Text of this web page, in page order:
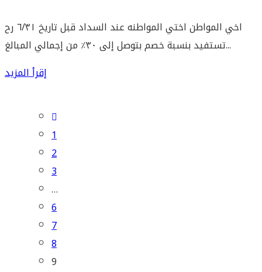
اخي المواطن اختي المواطنه عند السداد قبل تاريخ ٦/٣١ رح
تستفيد بنسبة خصم بتوصل إلى ٣٠٪ من إجمالي المبالغ...
إقرأ المزيد
1
2
3
…
6
7
8
9